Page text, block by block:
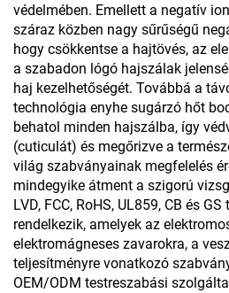
Kapcsolat
védelmében. Emellett a negatív
száraz közben nagy sűrűségű
hogy csökkentse a hajtövés, az
a szabadon lógó hajszálak
haj kezelhetőségét. Továbbá a
technológia enyhe sugárzó hőt
behatol minden hajszálba, így
(cuticulát) és megőrizve a
világ szabványainak megfelelés
mindegyike átment a szigorú
LVD, FCC, RoHS, UL859, CB és
rendelkezik, amelyek az
elektromágneses zavarokra, a
teljesítményre vonatkozó
OEM/ODM testreszabási